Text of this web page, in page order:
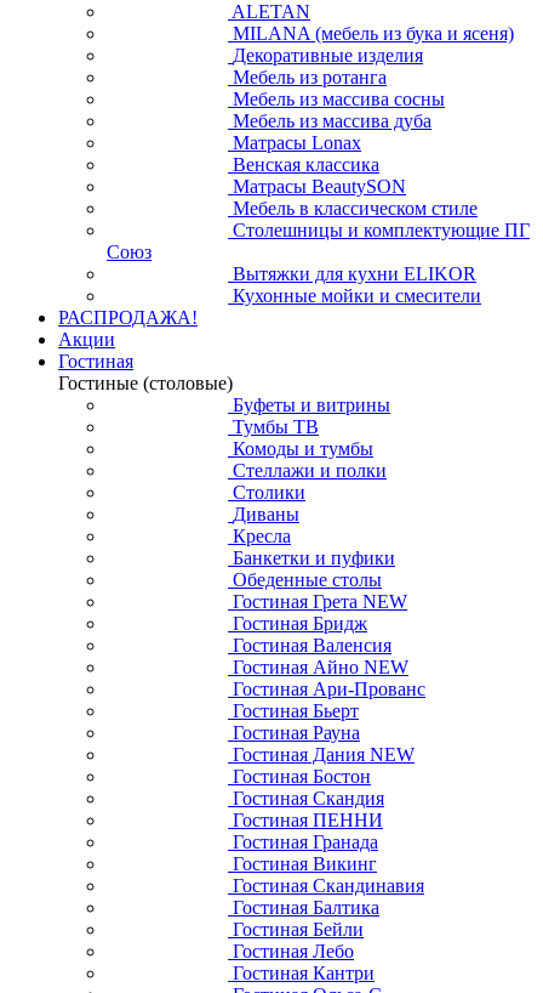
ALETAN
MILANA (мебель из бука и ясеня)
Декоративные изделия
Мебель из ротанга
Мебель из массива сосны
Мебель из массива дуба
Матрасы Lonax
Венская классика
Матрасы BeautySON
Мебель в классическом стиле
Столешницы и комплектующие ПГ
Союз
Вытяжки для кухни ELIKOR
Кухонные мойки и смесители
РАСПРОДАЖА!
Акции
Гостиная
Гостиные (столовые)
Буфеты и витрины
Тумбы ТВ
Комоды и тумбы
Стеллажи и полки
Столики
Диваны
Кресла
Банкетки и пуфики
Обеденные столы
Гостиная Грета NEW
Гостиная Бридж
Гостиная Валенсия
Гостиная Айно NEW
Гостиная Ари-Прованс
Гостиная Бьерт
Гостиная Рауна
Гостиная Дания NEW
Гостиная Бостон
Гостиная Скандия
Гостиная ПЕННИ
Гостиная Гранада
Гостиная Викинг
Гостиная Скандинавия
Гостиная Балтика
Гостиная Бейли
Гостиная Лебо
Гостиная Кантри